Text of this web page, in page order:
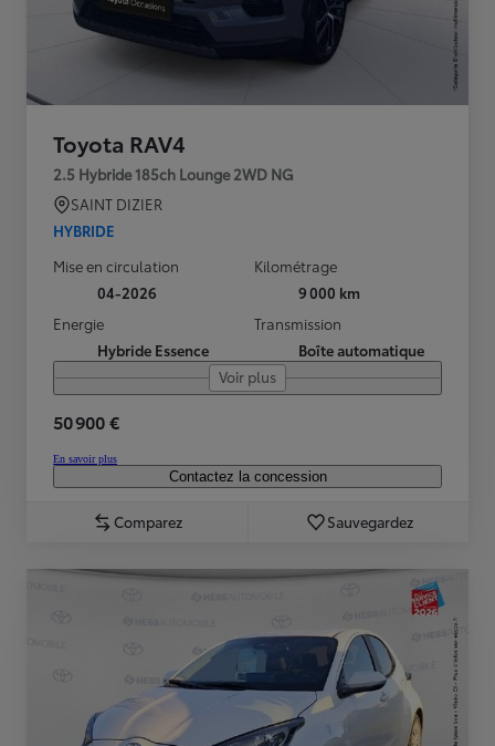
Toyota RAV4
2.5 Hybride 185ch Lounge 2WD NG
SAINT DIZIER
HYBRIDE
Mise en circulation
04-2026
Kilométrage
9 000 km
Energie
Hybride Essence
Transmission
Boîte automatique
Voir plus
50 900 €
En savoir plus
Contactez la concession
Comparez Sauvegardez